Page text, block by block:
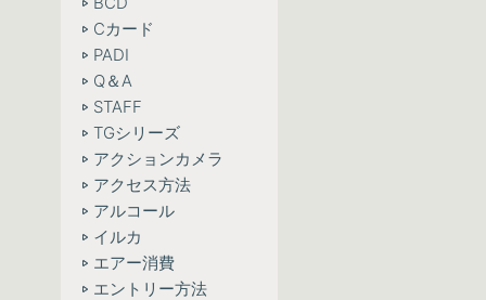
Cカード
PADI
Q＆A
STAFF
TGシリーズ
アクションカメラ
アクセス方法
アルコール
イルカ
エアー消費
エントリー方法